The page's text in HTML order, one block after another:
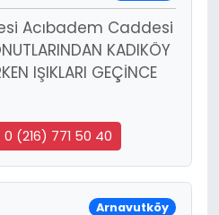
Acıbadem Caddesi
KADIKÖY
IŞIKLARI GEÇİNCE
0 (216) 771 50 40
Arnavutköy